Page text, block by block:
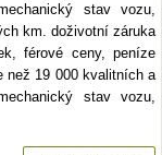
stav vozu,
km. doživotní záruka
férové ceny, peníze
než 19 000 kvalitních a
stav vozu,